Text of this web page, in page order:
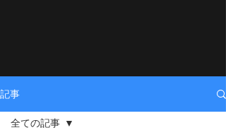
記事
全ての記事